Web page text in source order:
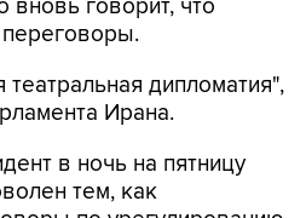
вновь говорит, что
переговоры.
дипломатия",
Ирана.
в ночь на пятницу
тем, как